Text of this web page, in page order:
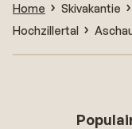
Home Skivakantie
Hochzillertal